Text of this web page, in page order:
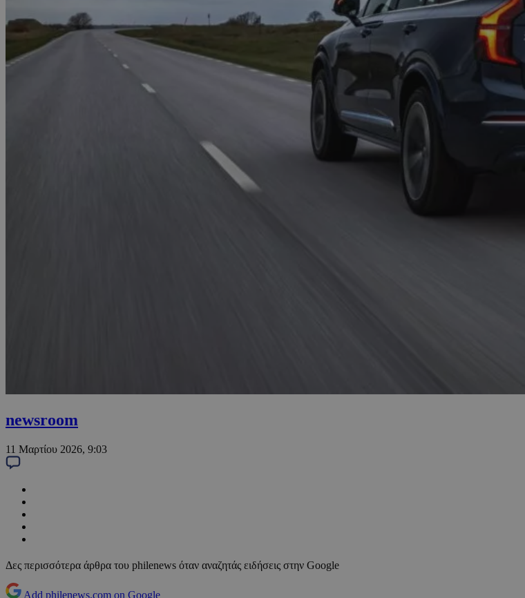
newsroom
11 Μαρτίου 2026, 9:03
Δες περισσότερα άρθρα του philenews όταν αναζητάς ειδήσεις στην Google
Add philenews.com on Google